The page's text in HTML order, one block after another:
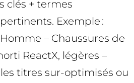
clés + termes
Exemple :
– Chaussures de
ReactX, légères –
les titres sur-optimisés ou